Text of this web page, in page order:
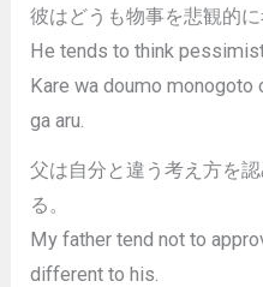
彼はどうも物事を悲観的に
He tends to think
Kare wa doumo monogoto
ga aru.
父は自分と違う考え方を
る。
My father tend not to
different to his.